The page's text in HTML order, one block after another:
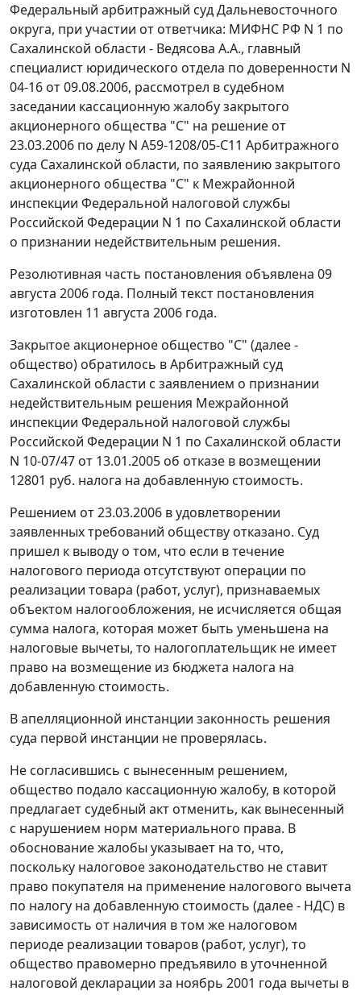
Федеральный арбитражный суд Дальневосточного
округа, при участии от ответчика: МИФНС РФ N 1 по
Сахалинской области - Ведясова А.А., главный
специалист юридического отдела по доверенности N
04-16 от 09.08.2006, рассмотрел в судебном
заседании кассационную жалобу закрытого
акционерного общества "С" на решение от
23.03.2006 по делу N А59-1208/05-С11 Арбитражного
суда Сахалинской области, по заявлению закрытого
акционерного общества "С" к Межрайонной
инспекции Федеральной налоговой службы
Российской Федерации N 1 по Сахалинской области
о признании недействительным решения.
Резолютивная часть постановления объявлена 09
августа 2006 года. Полный текст постановления
изготовлен 11 августа 2006 года.
Закрытое акционерное общество "С" (далее -
общество) обратилось в Арбитражный суд
Сахалинской области с заявлением о признании
недействительным решения Межрайонной
инспекции Федеральной налоговой службы
Российской Федерации N 1 по Сахалинской области
N 10-07/47 от 13.01.2005 об отказе в возмещении
12801 руб. налога на добавленную стоимость.
Решением от 23.03.2006 в удовлетворении
заявленных требований обществу отказано. Суд
пришел к выводу о том, что если в течение
налогового периода отсутствуют операции по
реализации товара (работ, услуг), признаваемых
объектом налогообложения, не исчисляется общая
сумма налога, которая может быть уменьшена на
налоговые вычеты, то налогоплательщик не имеет
право на возмещение из бюджета налога на
добавленную стоимость.
В апелляционной инстанции законность решения
суда первой инстанции не проверялась.
Не согласившись с вынесенным решением,
общество подало кассационную жалобу, в которой
предлагает судебный акт отменить, как вынесенный
с нарушением норм материального права. В
обоснование жалобы указывает на то, что,
поскольку налоговое законодательство не ставит
право покупателя на применение налогового вычета
по налогу на добавленную стоимость (далее - НДС) в
зависимость от наличия в том же налоговом
периоде реализации товаров (работ, услуг), то
общество правомерно предъявило в уточненной
налоговой декларации за ноябрь 2001 года вычеты в